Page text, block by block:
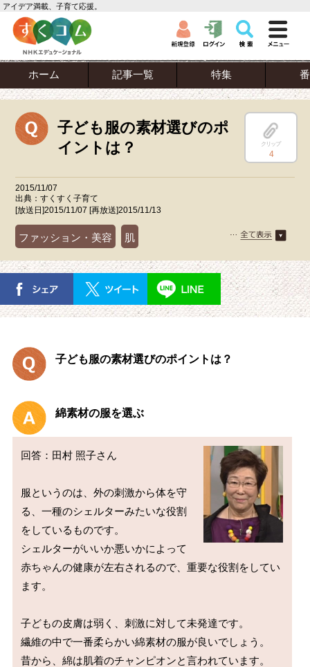
アイデア満載、子育て応援。
ホーム 記事一覧 特集
子ども服の素材選びのポ
イントは？
クリップ
4
2015/11/07
出典：すくすく子育て
[放送日]2015/11/07 [再放送]2015/11/13
ファッション・美容 肌
子ども服の素材選びのポイントは？
綿素材の服を選ぶ
回答：田村 照子さん
服というのは、外の刺激から体を守
る、一種のシェルターみたいな役割
をしているものです。
シェルターがいいか悪いかによって
赤ちゃんの健康が左右されるので、重要な役割をしてい
ます。
子どもの皮膚は弱く、刺激に対して未発達です。
繊維の中で一番柔らかい綿素材の服が良いでしょう。
昔から、綿は肌着のチャンピオンと言われています。